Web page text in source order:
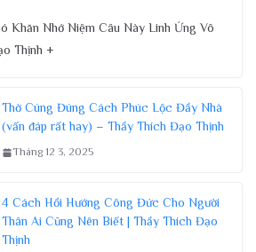
Khăn Nhớ Niệm Câu Này Linh Ứng Vô
Thịnh +
Thờ Cúng Đúng Cách Phúc Lộc Đầy Nhà
(vấn đáp rất hay) – Thầy Thích Đạo Thịnh
Tháng 12 3, 2025
4 Cách Hồi Hướng Công Đức Cho Người
Thân Ai Cũng Nên Biết | Thầy Thích Đạo
Thịnh